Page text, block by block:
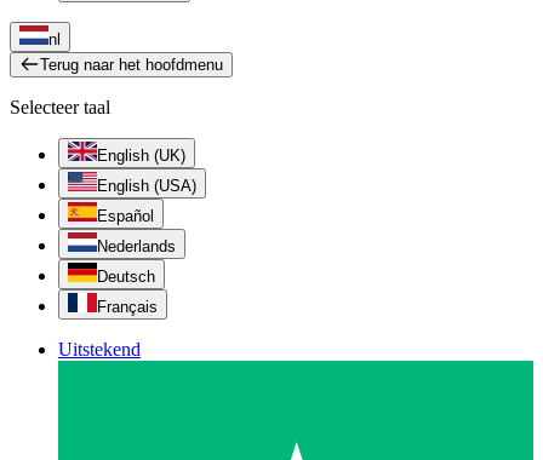
nl
Terug naar het hoofdmenu
Selecteer taal
English (UK)
English (USA)
Español
Nederlands
Deutsch
Français
Uitstekend